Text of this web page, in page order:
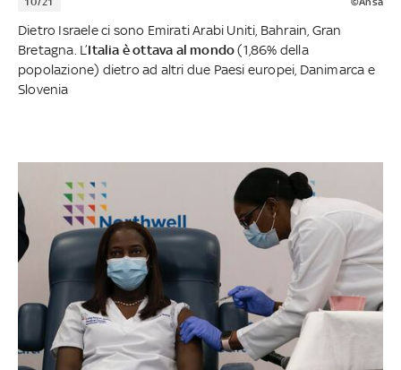
Dietro Israele ci sono Emirati Arabi Uniti, Bahrain, Gran
Bretagna. L’Italia è ottava al mondo(1,86% della
popolazione) dietro ad altri due Paesi europei, Danimarca e
Slovenia